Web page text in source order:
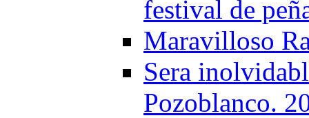
festival de
Maravilloso
Sera
Pozoblanco.